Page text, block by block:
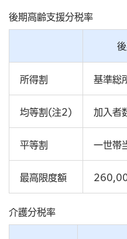
後期高齢支援分税率
所得割 基準総
均等割(注2) 加入
平等割 一世帯
最高限度額
介護分税率